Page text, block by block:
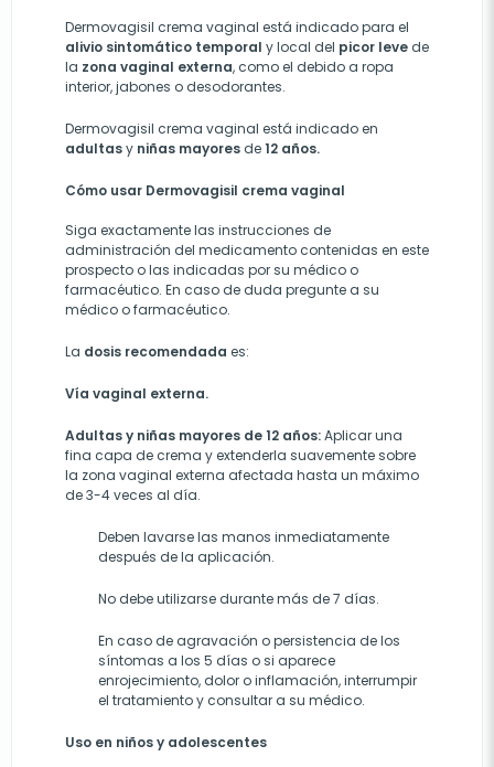
Dermovagisil crema vaginal está indicado para el
alivio sintomático temporal y local del picor leve de
la zona vaginal externa, como el debido a ropa
interior, jabones o desodorantes.
Dermovagisil crema vaginal está indicado en
adultasy niñas mayores de12 años.
Cómo usar Dermovagisil crema vaginal
Siga exactamente las instrucciones de
administración del medicamento contenidas en este
prospecto o las indicadas por su médico o
farmacéutico. En caso de duda pregunte a su
médico o farmacéutico.
La dosis recomendada es:
Vía vaginal externa.
Adultas y niñas mayores de 12 años:Aplicar una
fina capa de crema y extenderla suavemente sobre
la zona vaginal externa afectada hasta un máximo
de 3-4 veces al día.
Deben lavarse las manos inmediatamente
después de la aplicación.
No debe utilizarse durante más de 7 días.
En caso de agravación o persistencia de los
síntomas a los 5 días o si aparece
enrojecimiento, dolor o inflamación, interrumpir
el tratamiento y consultar a su médico.
Uso en niños y adolescentes